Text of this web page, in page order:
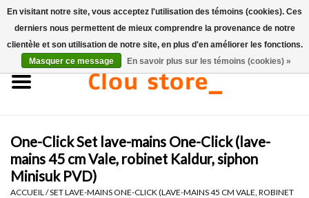
Accueil
Ensembles de lave-mains
Lave-mains
One-Click Set lave-mains One-Click (lave-
mains 45 cm Vale, robinet Kaldur, siphon
Minisuk PVD)
ACCUEIL /SET LAVE-MAINS ONE-CLICK (LAVE-MAINS 45 CM VALE, ROBINET
En visitant notre site, vous acceptez l'utilisation des témoins (cookies). Ces
derniers nous permettent de mieux comprendre la provenance de notre
clientèle et son utilisation de notre site, en plus d'en améliorer les fonctions.
Masquer ce message
En savoir plus sur les témoins (cookies) »